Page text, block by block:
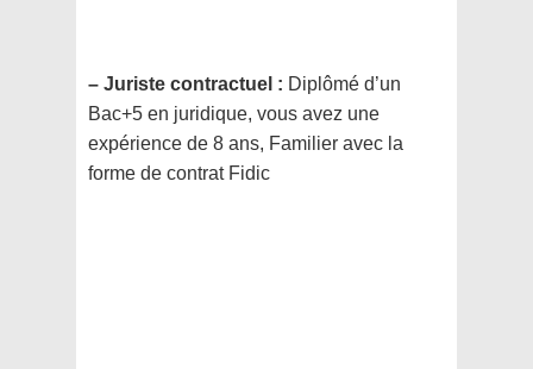
– Juriste contractuel : Diplômé d’un
Bac+5 en juridique, vous avez une
expérience de 8 ans, Familier avec la
forme de contrat Fidic